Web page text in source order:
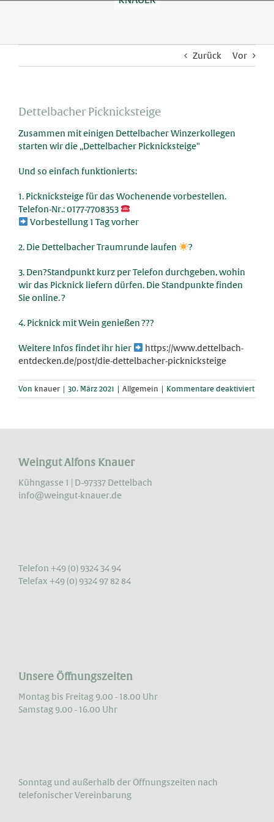
Zurück Vor
Dettelbacher Picknicksteige
Zusammen mit einigen Dettelbacher Winzerkollegen
starten wir die „Dettelbacher Picknicksteige“
Und so einfach funktionierts:
1. Picknicksteige für das Wochenende vorbestellen.
Telefon-Nr.: 0177-7708353
Vorbestellung 1 Tag vorher
2. Die Dettelbacher Traumrunde laufen ?
3. Den?Standpunkt kurz per Telefon durchgeben, wohin
wir das Picknick liefern dürfen. Die Standpunkte finden
Sie online. ?
4. Picknick mit Wein genießen ???
Weitere Infos findet ihr hier
https://www.dettelbach-
entdecken.de/post/die-dettelbacher-picknicksteige
Von knauer 30. März 2021 Allgemein Kommentare deaktiviertfür
Weingut Alfons Knauer
Kühngasse 1 | D-97337 Dettelbach
info@weingut-knauer.de
Telefon +49 (0) 9324 34 94
Telefax +49 (0) 9324 97 82 84
Unsere Öffnungszeiten
Montag bis Freitag 9.00 - 18.00 Uhr
Samstag 9.00 - 16.00 Uhr
Sonntag und außerhalb der Öffnungs­zeiten nach
telefonischer Vereinbarung